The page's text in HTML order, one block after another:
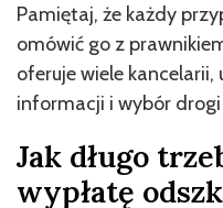
Pamiętaj, że każdy
omówić go z
oferuje wiele kancelarii,
informacji i wybór drogi
Jak długo
wypłatę